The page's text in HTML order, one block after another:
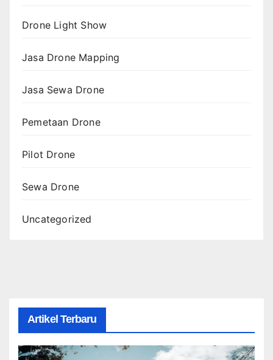
Drone Light Show
Jasa Drone Mapping
Jasa Sewa Drone
Pemetaan Drone
Pilot Drone
Sewa Drone
Uncategorized
Artikel Terbaru